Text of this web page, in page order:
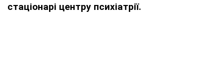
стаціонарі центру психіатрії.